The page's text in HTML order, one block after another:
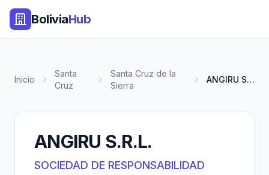
BoliviaHub
Inicio
Santa
Cruz
Santa Cruz de la
Sierra
ANGIRU S.R.L.
ANGIRU S.R.L.
SOCIEDAD DE RESPONSABILIDAD